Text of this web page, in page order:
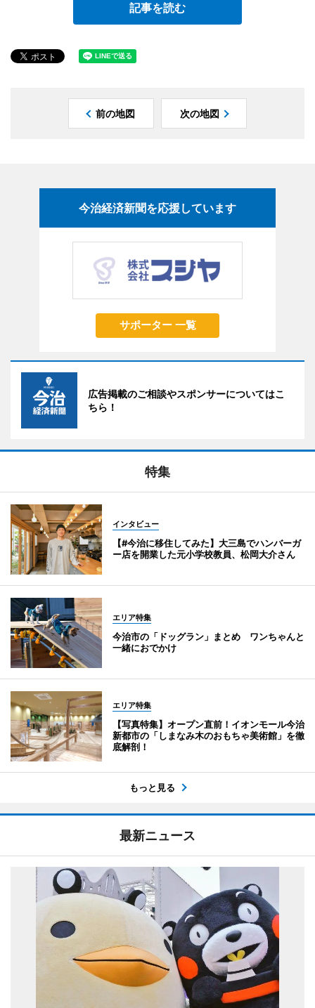
記事を読む
前の地図 次の地図
今治経済新聞を応援しています
サポーター 一覧
広告掲載のご相談やスポンサーについてはこ
ちら！
特集
インタビュー
【#今治に移住してみた】大三島でハンバーガ
ー店を開業した元小学校教員、松岡大介さん
エリア特集
今治市の「ドッグラン」まとめ ワンちゃんと
一緒におでかけ
エリア特集
【写真特集】オープン直前！イオンモール今治
新都市の「しまなみ木のおもちゃ美術館」を徹
底解剖！
もっと見る
最新ニュース